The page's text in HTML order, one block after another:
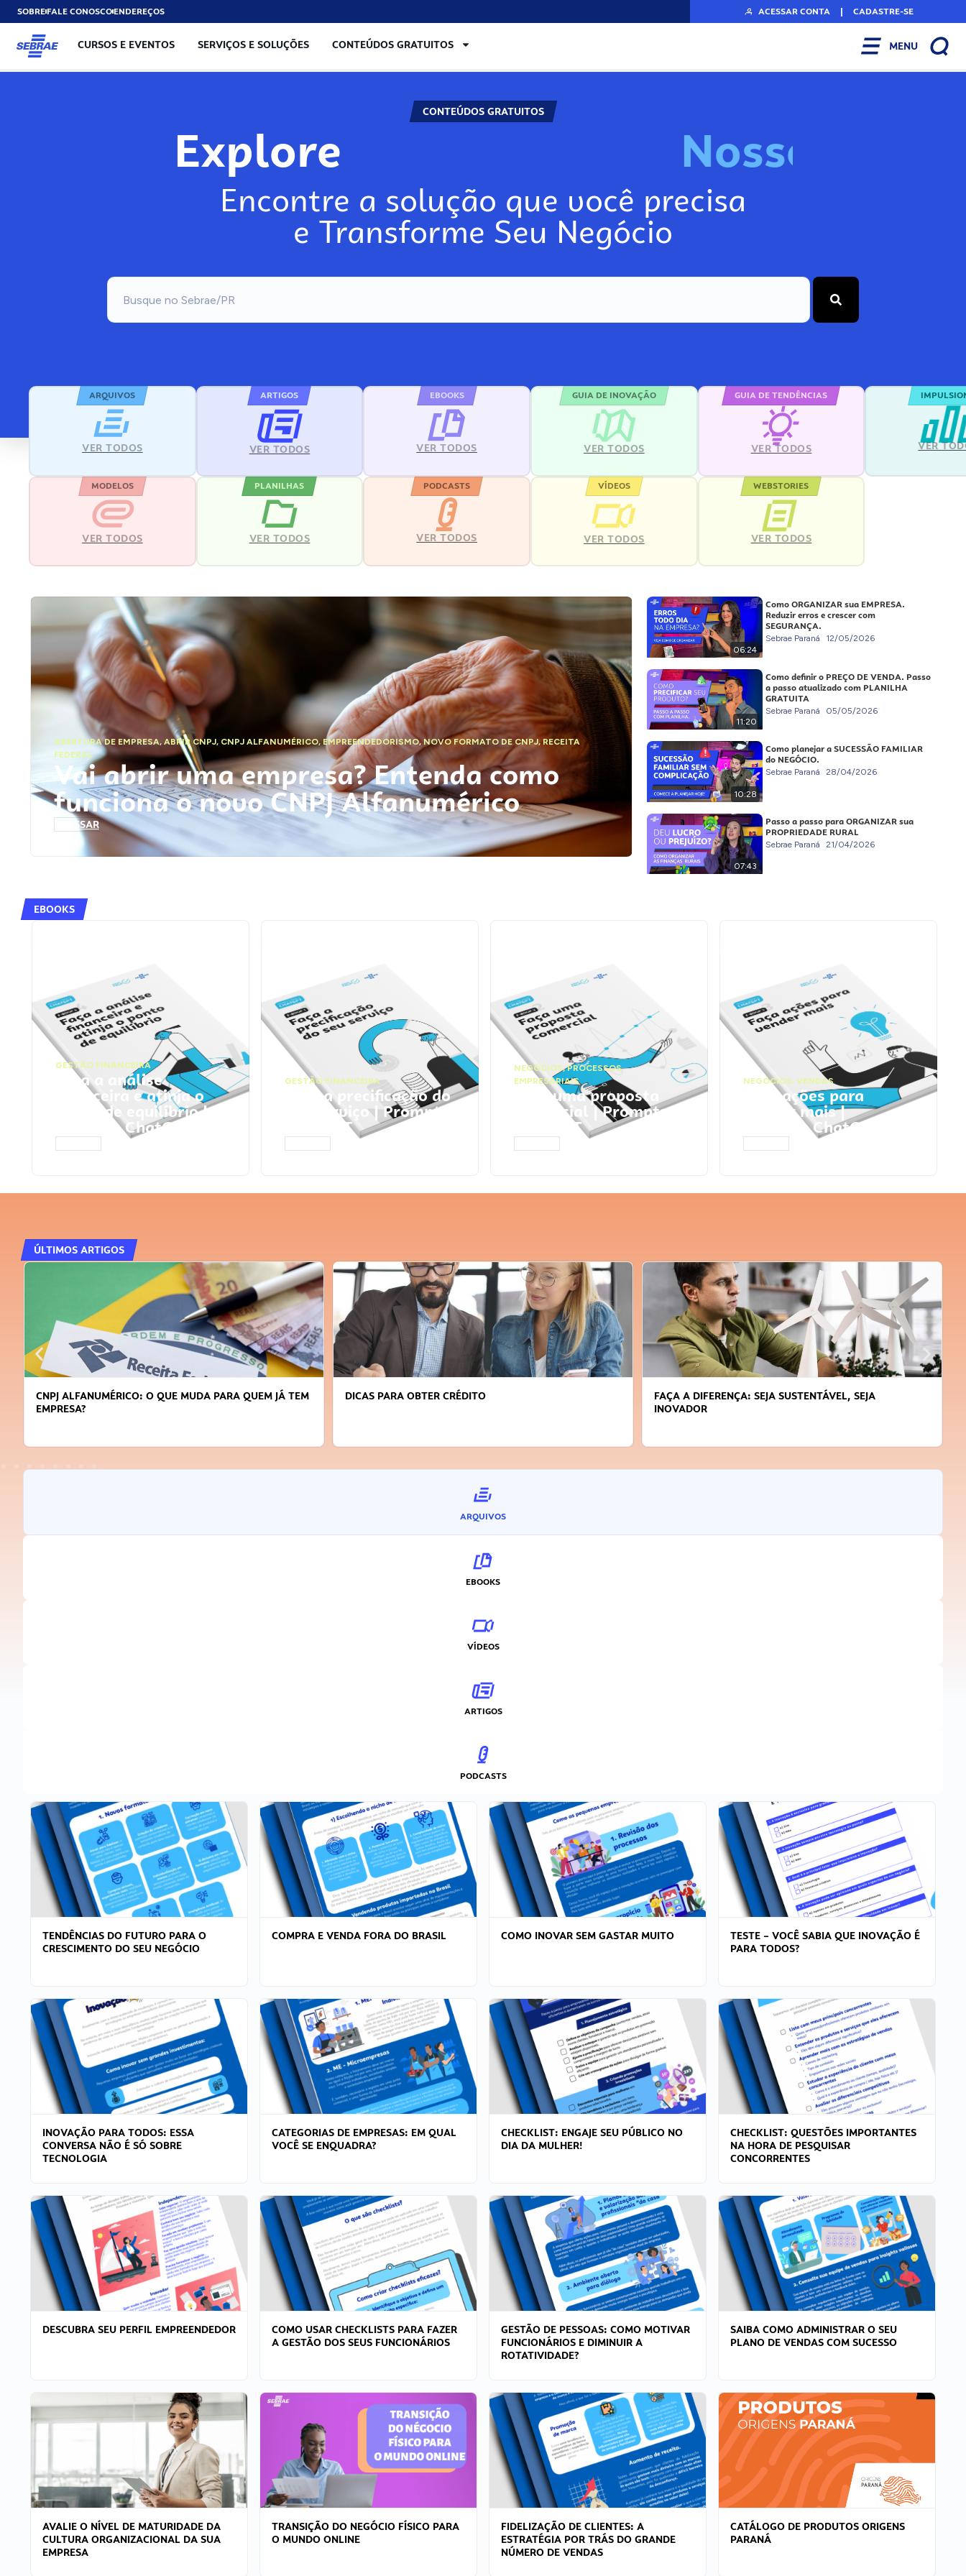
SOBREFALE CONOSCOENDEREÇOS ACESSAR CONTA | CADASTRE-SE
CURSOS E EVENTOS SERVIÇOS E SOLUÇÕES CONTEÚDOS GRATUITOS MENU
CONTEÚDOS GRATUITOS
Explore Nosso
Encontre a solução que você precisa
e Transforme Seu Negócio
ARQUIVOS
VER TODOS
ARTIGOS
VER TODOS
EBOOKS
VER TODOS
GUIA DE INOVAÇÃO
VER TODOS
GUIA DE TENDÊNCIAS
VER TODOS VER
MODELOS
VER TODOS
PLANILHAS
VER TODOS
PODCASTS
VER TODOS
VÍDEOS
VER TODOS
WEBSTORIES
VER TODOS
ABERTURA DE EMPRESA,ABRIR CNPJ, CNPJ ALFANUMÉRICO, EMPREENDEDORISMO,NOVO FORMATO DE CNPJ,RECEITA
FEDERAL
Vai abrir uma empresa? Entenda como
funciona o novo CNPJ Alfanumérico
ACESSAR
06:24
Como ORGANIZAR sua EMPRESA.
Reduzir erros e crescer com
SEGURANÇA.
Sebrae Paraná 12/05/2026
11:20
Como definir o PREÇO DE VENDA. Passo
a passo atualizado com PLANILHA
GRATUITA
Sebrae Paraná 05/05/2026
10:28
Como planejar a SUCESSÃO FAMILIAR
do NEGÓCIO.
Sebrae Paraná 28/04/2026
07:43
Passo a passo para ORGANIZAR sua
PROPRIEDADE RURAL
Sebrae Paraná 21/04/2026
EBOOKS
GESTÃO FINANCEIRA
Faça a análise
financeira e atinja o
ponto de equilíbrio |
Prompts ChatGPT
GESTÃO FINANCEIRA
Faça a precificação do
seu serviço | Prompts
ChatGPT
NEGÓCIOS,PROCESSOS
EMPRESARIAIS
Faça uma proposta
comercial | Prompts
ChatGPT
NEGÓCIOS, VENDAS
Faça ações para
vender mais |
Prompts ChatGPT
ÚLTIMOS ARTIGOS
CNPJ ALFANUMÉRICO: O QUE MUDA PARA QUEM JÁ TEM
EMPRESA?
DICAS PARA OBTER CRÉDITO
FAÇA A DIFERENÇA: SEJA SUSTENTÁVEL, SEJA
INOVADOR
ARQUIVOS
EBOOKS
VÍDEOS
ARTIGOS
PODCASTS
TENDÊNCIAS DO FUTURO PARA O
CRESCIMENTO DO SEU NEGÓCIO
COMPRA E VENDA FORA DO BRASIL COMO INOVAR SEM GASTAR MUITO
TESTE – VOCÊ SABIA QUE INOVAÇÃO É
PARA TODOS?
INOVAÇÃO PARA TODOS: ESSA
CONVERSA NÃO É SÓ SOBRE
TECNOLOGIA
CATEGORIAS DE EMPRESAS: EM QUAL
VOCÊ SE ENQUADRA?
CHECKLIST: ENGAJE SEU PÚBLICO NO
DIA DA MULHER!
CHECKLIST: QUESTÕES IMPORTANTES
NA HORA DE PESQUISAR
CONCORRENTES
DESCUBRA SEU PERFIL EMPREENDEDOR
COMO USAR CHECKLISTS PARA FAZER
A GESTÃO DOS SEUS FUNCIONÁRIOS
GESTÃO DE PESSOAS: COMO MOTIVAR
FUNCIONÁRIOS E DIMINUIR A
ROTATIVIDADE?
SAIBA COMO ADMINISTRAR O SEU
PLANO DE VENDAS COM SUCESSO
AVALIE O NÍVEL DE MATURIDADE DA
CULTURA ORGANIZACIONAL DA SUA
EMPRESA
TRANSIÇÃO DO NEGÓCIO FÍSICO PARA
O MUNDO ONLINE
FIDELIZAÇÃO DE CLIENTES: A
ESTRATÉGIA POR TRÁS DO GRANDE
NÚMERO DE VENDAS
CATÁLOGO DE PRODUTOS ORIGENS
PARANÁ